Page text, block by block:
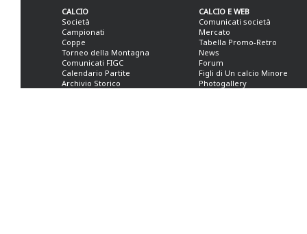
CALCIO
Società
Campionati
Coppe
Torneo della Montagna
Comunicati FIGC
Calendario Partite
Archivio Storico
CALCIO E WEB
Comunicati società
Mercato
Tabella Promo-Retro
News
Forum
Figli di Un calcio Minore
Photogallery